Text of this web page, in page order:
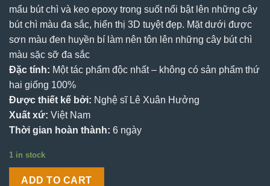
mẩu bút chì và keo epoxy trong suốt nổi bật lên những cây
bút chì màu đa sắc, hiển thị 3D tuyệt đẹp. Mặt dưới được
sơn màu đen huyền bí làm nên tôn lên những cây bút chì
màu sặc sỡ đa sắc
Đặc tính: Một tác phẩm độc nhất – không có sản phẩm thứ
hai giống 100%
Được thiết kế bởi: Nghệ sĩ Lê Xuân Hưởng
Xuất xứ: Việt Nam
Thời gian hoàn thành: 6 ngày
1 in stock
ADD TO CART